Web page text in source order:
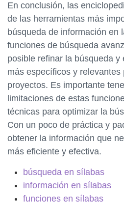
En conclusión, las
de las herramientas más
búsqueda de información en
funciones de búsqueda
posible refinar la búsqueda y
más específicos y relevantes
proyectos. Es importante
limitaciones de estas
técnicas para optimizar la
Con un poco de práctica y
obtener la información que
más eficiente y efectiva.
búsqueda en sílabas
información en sílabas
funciones en sílabas